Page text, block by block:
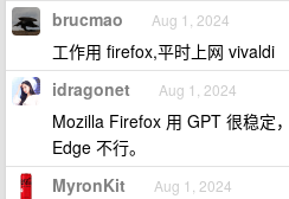
brucmao Aug 1, 2024
工作用 firefox,平时上网 vivaldi
idragonet Aug 1, 2024
Mozilla Firefox 用 GPT 很稳定
Edge 不行。
MyronKit Aug 1, 2024